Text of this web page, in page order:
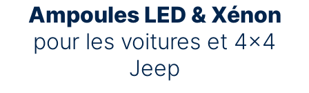
Ampoules LED & Xénon
pour les voitures et 4x4
Jeep